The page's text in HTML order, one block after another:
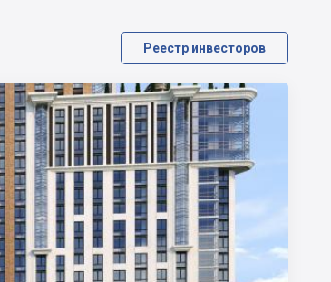
Реестр инвесторов